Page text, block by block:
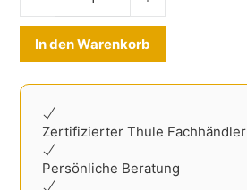
In den Warenkorb
Zertifizierter Thule Fachhändler
Persönliche Beratung